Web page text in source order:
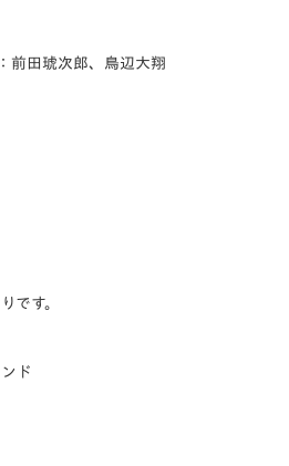
前田琥次郎、鳥辺大翔
です。
ド